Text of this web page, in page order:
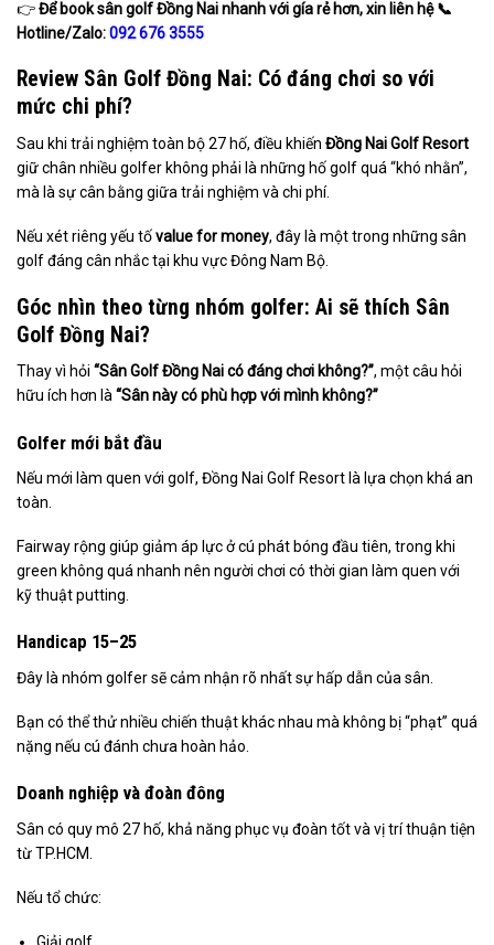
👉Để book sân golf Đồng Nai nhanh với gía rẻ hơn, xin liên hệ📞
Hotline/Zalo:092 676 3555
Review Sân Golf Đồng Nai: Có đáng chơi so với
mức chi phí?
Sau khi trải nghiệm toàn bộ 27 hố, điều khiến Đồng Nai Golf Resort
giữ chân nhiều golfer không phải là những hố golf quá “khó nhằn”,
mà là sự cân bằng giữa trải nghiệm và chi phí.
Nếu xét riêng yếu tốvalue for money, đây là một trong những sân
golf đáng cân nhắc tại khu vực Đông Nam Bộ.
Góc nhìn theo từng nhóm golfer: Ai sẽ thích Sân
Golf Đồng Nai?
Thay vì hỏi “Sân Golf Đồng Nai có đáng chơi không?”, một câu hỏi
hữu ích hơn là“Sân này có phù hợp với mình không?”
Golfer mới bắt đầu
Nếu mới làm quen với golf, Đồng Nai Golf Resort là lựa chọn khá an
toàn.
Fairway rộng giúp giảm áp lực ở cú phát bóng đầu tiên, trong khi
green không quá nhanh nên người chơi có thời gian làm quen với
kỹ thuật putting.
Handicap 15–25
Đây là nhóm golfer sẽ cảm nhận rõ nhất sự hấp dẫn của sân.
Bạn có thể thử nhiều chiến thuật khác nhau mà không bị “phạt” quá
nặng nếu cú đánh chưa hoàn hảo.
Doanh nghiệp và đoàn đông
Sân có quy mô 27 hố, khả năng phục vụ đoàn tốt và vị trí thuận tiện
từ TP.HCM.
Nếu tổ chức: